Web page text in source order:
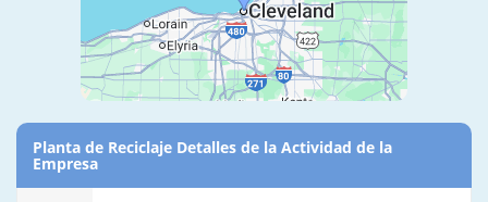
Planta de Reciclaje Detalles de la Actividad de la
Empresa